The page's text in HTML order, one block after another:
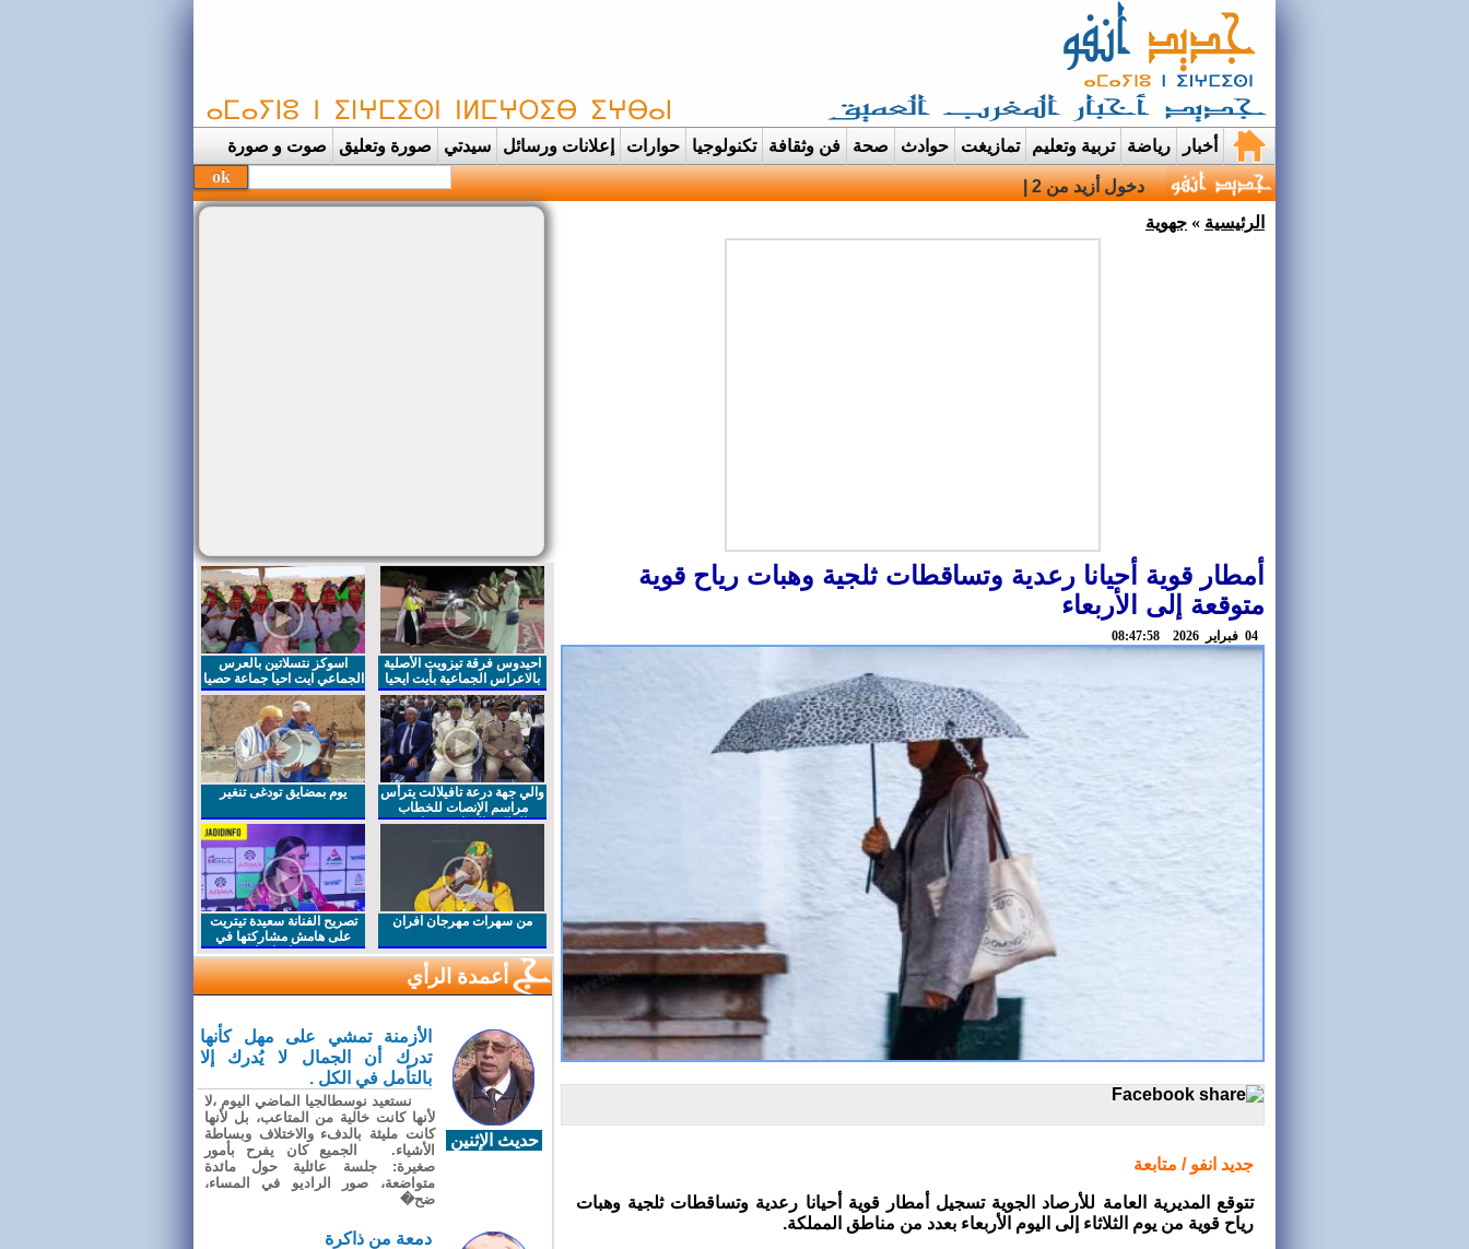
أخبار رياضة تربية وتعليم تمازيغت حوادث صحة فن وثقافة تكنولوجيا حوارات إعلانات ورسائل سيدتي صورة وتعليق صوت و صورة
دخول أزيد من 2,7 مليون من مغاربة العالم منذ انطلاق عملية مرح |
الرئيسية » جهوية
أمطار قوية أحيانا رعدية وتساقطات ثلجية وهبات رياح قوية
متوقعة إلى الأربعاء
جديد انفو / متابعة
تتوقع المديرية العامة للأرصاد الجوية تسجيل أمطار قوية أحيانا رعدية وتساقطات ثلجية وهبات
رياح قوية من يوم الثلاثاء إلى اليوم الأربعاء بعدد من مناطق المملكة.
احيدوس فرقة تيزويت الأصلية
بالاعراس الجماعية بأيت ايحيا
اسوكز نتسلاتين بالعرس
الجماعي ايت احيا جماعة حصيا
والي جهة درعة تافيلالت يترأس
مراسم الإنصات للخطاب
الملكي السامي بمناسبة
يوم بمضايق تودغى تنغير
من سهرات مهرجان افران
تصريح الفنانة سعيدة تيتريت
على هامش مشاركتها في
مهرجان افران
أعمدة الرأي
حديث الإثنين
الأزمنة تمشي على مهل كأنها
تدرك أن الجمال لا يُدرك إلا
بالتأمل في الكل .
نستعيد نوسطالجيا الماضي اليوم ،لا
لأنها كانت خالية من المتاعب، بل لأنها
كانت مليئة بالدفء والاختلاف وبساطة
الأشياء. الجميع كان يفرح بأمور
صغيرة: جلسة عائلية حول مائدة
متواضعة، صور الراديو في المساء،
ضح�
دمعة من ذاكرة